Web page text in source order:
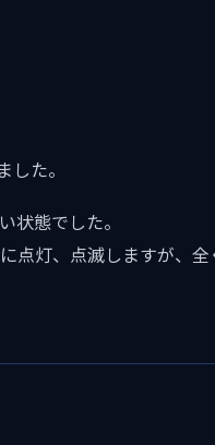
た。
状態でした。
点灯、点滅しますが、